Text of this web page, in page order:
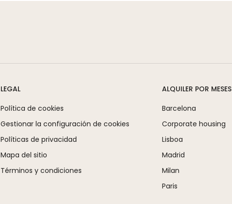
LEGAL
Política de cookies
Gestionar la configuración de cookies
Políticas de privacidad
Mapa del sitio
Términos y condiciones
ALQUILER POR MESES
Barcelona
Corporate housing
Lisboa
Madrid
Milan
Paris